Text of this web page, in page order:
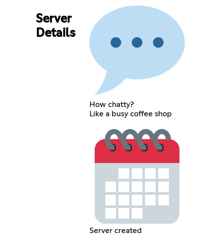
Server
Details
How chatty?
Like a busy coffee shop
Server created